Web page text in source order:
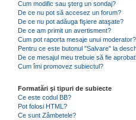
Cum modific sau şterg un sondaj?
De ce nu pot să accesez un forum?
De ce nu pot adăuga fişiere ataşate?
De ce am primit un avertisment?
Cum pot raporta mesaje unui moderator?
Pentru ce este butonul "Salvare" la
De ce mesajul meu trebuie să fie
Cum îmi promovez subiectul?
Formatări şi tipuri de subiecte
Ce este codul BB?
Pot folosi HTML?
Ce sunt Zâmbetele?